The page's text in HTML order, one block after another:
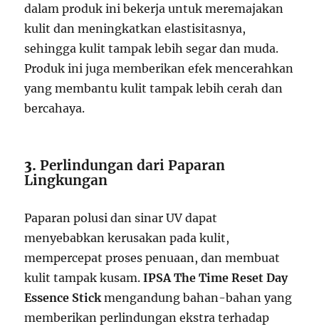
dalam produk ini bekerja untuk meremajakan
kulit dan meningkatkan elastisitasnya,
sehingga kulit tampak lebih segar dan muda.
Produk ini juga memberikan efek mencerahkan
yang membantu kulit tampak lebih cerah dan
bercahaya.
3.Perlindungan dari Paparan
Lingkungan
Paparan polusi dan sinar UV dapat
menyebabkan kerusakan pada kulit,
mempercepat proses penuaan, dan membuat
kulit tampak kusam.IPSA The Time Reset Day
Essence Stick mengandung bahan-bahan yang
memberikan perlindungan ekstra terhadap